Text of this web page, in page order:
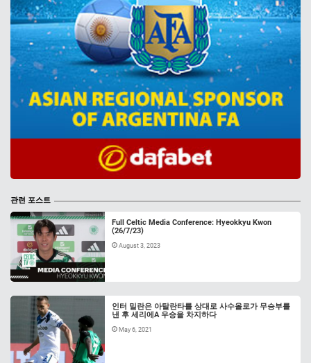
관련 포스트
Full Celtic Media Conference: Hyeokkyu Kwon
(26/7/23)
August 3, 2023
인터 밀란은 아탈란타를 상대로 사수올로가 무승부를
낸 후 세리에A 우승을 차지하다
May 6, 2021